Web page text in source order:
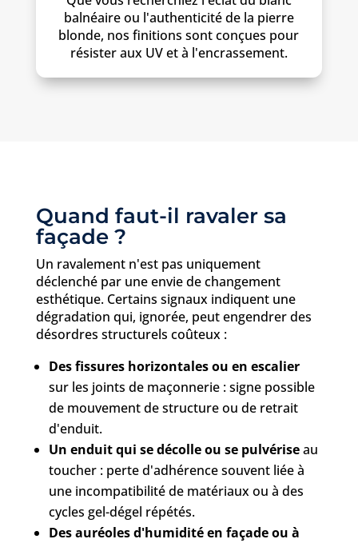
balnéaire ou l'authenticité de la pierre
blonde, nos finitions sont conçues pour
résister aux UV et à l'encrassement.
Quand faut-il ravaler sa
façade ?
Un ravalement n'est pas uniquement
déclenché par une envie de changement
esthétique. Certains signaux indiquent une
dégradation qui, ignorée, peut engendrer des
désordres structurels coûteux :
Des fissures horizontales ou en escalier
sur les joints de maçonnerie : signe possible
de mouvement de structure ou de retrait
d'enduit.
Un enduit qui se décolle ou se pulvériseau
toucher : perte d'adhérence souvent liée à
une incompatibilité de matériaux ou à des
cycles gel-dégel répétés.
Des auréoles d'humidité en façade ou à